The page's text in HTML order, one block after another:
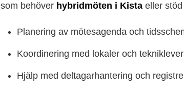
som behöver hybridmöten i Kista eller
Planering av mötesagenda och
Koordinering med lokaler och
Hjälp med deltagarhantering och